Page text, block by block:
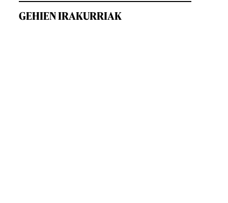
GEHIEN IRAKURRIAK